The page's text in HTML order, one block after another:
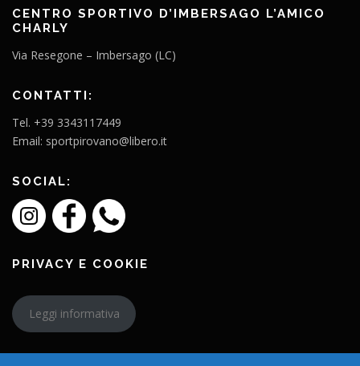
CENTRO SPORTIVO D’IMBERSAGO L’AMICO
CHARLY
Via Resegone – Imbersago (LC)
CONTATTI:
Tel. +39 3343117449
Email: sportpirovano@libero.it
SOCIAL:
PRIVACY E COOKIE
Leggi informativa